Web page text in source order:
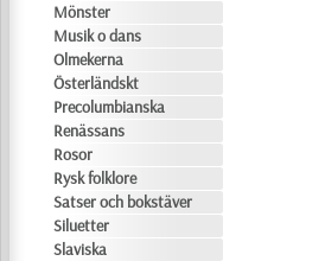
Mönster
Musik o dans
Olmekerna
Österländskt
Precolumbianska
Renässans
Rosor
Rysk folklore
Satser och bokstäver
Siluetter
Slaviska